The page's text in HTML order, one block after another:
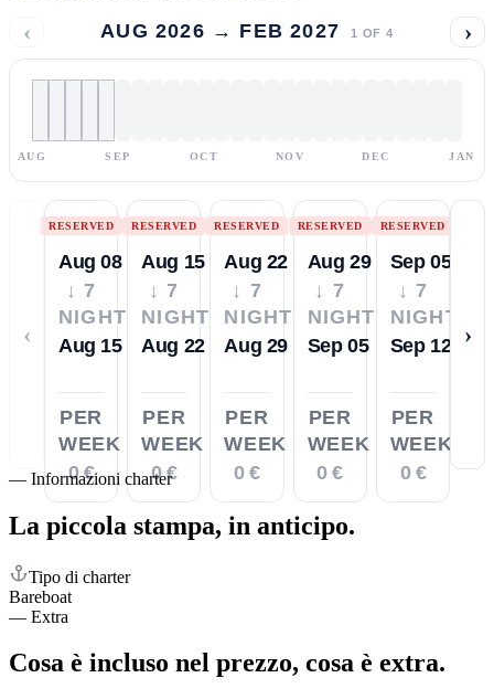
‹ AUG 2026 → FEB 2027 1 OF 4 ›
AUG SEP OCT NOV DEC JAN
‹
RESERVED
Aug 08
↓ 7
NIGHTS
Aug 15
PER
WEEK
0 €
RESERVED
Aug 15
↓ 7
NIGHTS
Aug 22
PER
WEEK
0 €
RESERVED
Aug 22
↓ 7
NIGHTS
Aug 29
PER
WEEK
0 €
RESERVED
Aug 29
↓ 7
NIGHTS
Sep 05
PER
WEEK
0 €
RESERVED
Sep 05
↓ 7
NIGHTS
Sep 12
PER
WEEK
0 €
›
— Informazioni charter
La piccola stampa, in anticipo.
Tipo di charter
Bareboat
— Extra
Cosa è incluso nel prezzo, cosa è extra.